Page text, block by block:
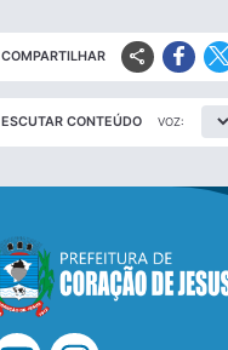
COMPARTILHAR share
ESCUTAR CONTEÚDO VOZ: